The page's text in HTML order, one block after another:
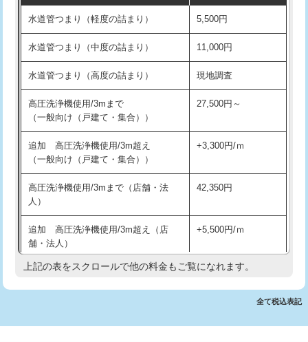
洗面台設置 38,500円
化粧台設置 22,000円
追加人工 16,500円
廃棄・処分 現場見積
※給水管工事は20mmまでの価格です。
交換・取付(排水栓・排水トラップ
22,000円+材料費
持込商品取付（混合水栓）
持込商品取付（浄水器・分岐水栓） 16,500円
業）
排水管工事（追加 排水管工事/3ｍ超
え）
マス交換（土の掘削・埋め戻し作業） 11,000円~
水道管つまり（軽度の詰まり） 5,500円
水道管つまり（中度の詰まり） 11,000円
水道管つまり（高度の詰まり） 現地調査
高圧洗浄機使用/3mまで
（一般向け（戸建て・集合））
27,500円～
追加 高圧洗浄機使用/3m超え
（一般向け（戸建て・集合））
+3,300円/ｍ
高圧洗浄機使用/3mまで（店舗・法
人）
42,350円
追加 高圧洗浄機使用/3m超え（店
舗・法人）
+5,500円/ｍ
高度高圧洗浄換 現地調査
トーラー機使用/3mまで 33,000円
上記の表をスクロールで他の料金もご覧になれます。
全て税込表記